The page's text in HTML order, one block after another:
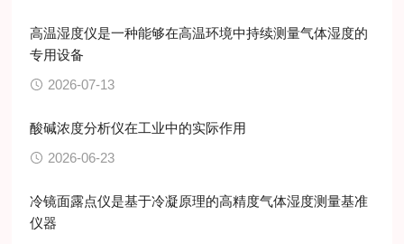
高温湿度仪是一种能够在高温环境中持续测量气体湿度的
专用设备
2026-07-13
酸碱浓度分析仪在工业中的实际作用
2026-06-23
冷镜面露点仪是基于冷凝原理的高精度气体湿度测量基准
仪器